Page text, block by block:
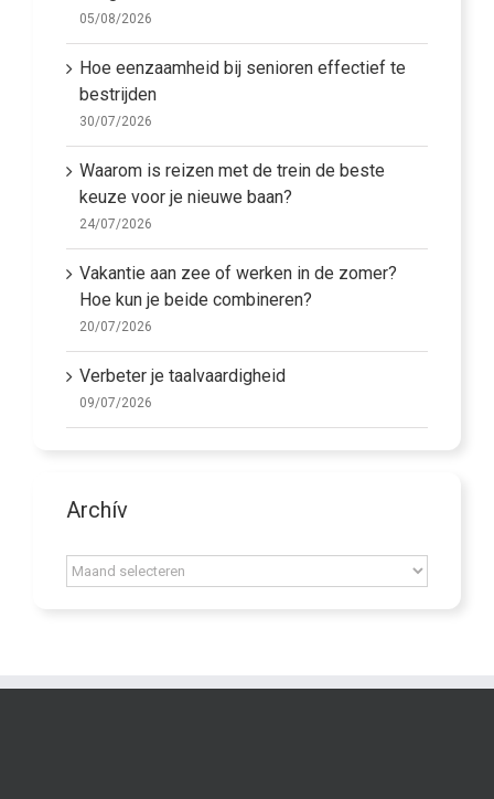
05/08/2026
Hoe eenzaamheid bij senioren effectief te
bestrijden
30/07/2026
Waarom is reizen met de trein de beste
keuze voor je nieuwe baan?
24/07/2026
Vakantie aan zee of werken in de zomer?
Hoe kun je beide combineren?
20/07/2026
Verbeter je taalvaardigheid
09/07/2026
Archív
Archív